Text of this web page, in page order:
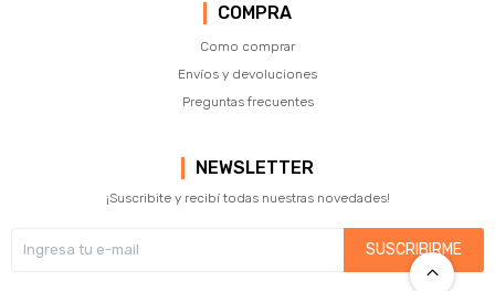
COMPRA
Como comprar
Envíos y devoluciones
Preguntas frecuentes
NEWSLETTER
¡Suscribite y recibí todas nuestras novedades!
SUSCRIBIRME